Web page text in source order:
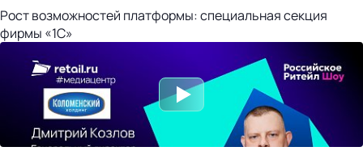
Рост возможностей платформы: специальная секция
фирмы «1С»